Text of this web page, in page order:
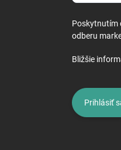
Poskytnutím
odberu
Bližšie
Prihlásiť